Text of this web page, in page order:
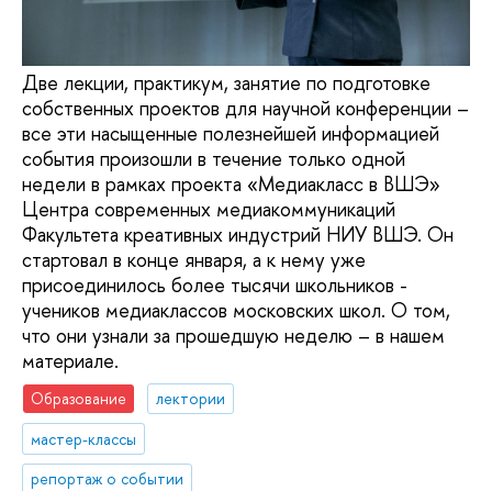
Две лекции, практикум, занятие по подготовке
собственных проектов для научной конференции –
все эти насыщенные полезнейшей информацией
события произошли в течение только одной
недели в рамках проекта «Медиакласс в ВШЭ»
Центра современных медиакоммуникаций
Факультета креативных индустрий НИУ ВШЭ. Он
стартовал в конце января, а к нему уже
присоединилось более тысячи школьников -
учеников медиаклассов московских школ. О том,
что они узнали за прошедшую неделю – в нашем
материале.
Образование
лектории
мастер-классы
репортаж о событии